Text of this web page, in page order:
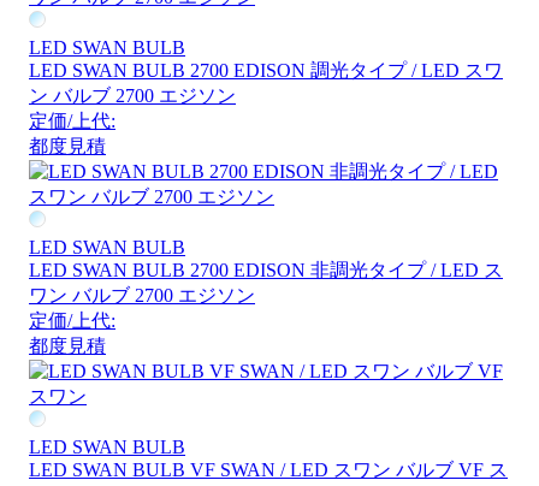
LED SWAN BULB
LED SWAN BULB 2700 EDISON 調光タイプ / LED スワ
ン バルブ 2700 エジソン
定価/上代:
都度見積
LED SWAN BULB
LED SWAN BULB 2700 EDISON 非調光タイプ / LED ス
ワン バルブ 2700 エジソン
定価/上代:
都度見積
LED SWAN BULB
LED SWAN BULB VF SWAN / LED スワン バルブ VF ス